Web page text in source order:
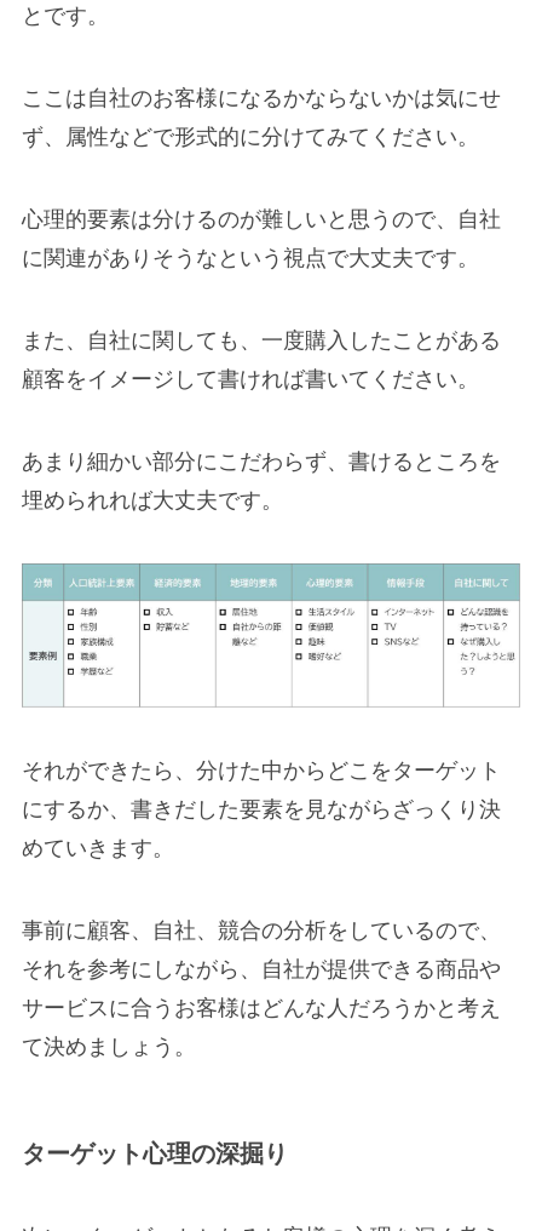
とです。
ここは自社のお客様になるかならないかは気にせ
ず、属性などで形式的に分けてみてください。
心理的要素は分けるのが難しいと思うので、自社
に関連がありそうなという視点で大丈夫です。
また、自社に関しても、一度購入したことがある
顧客をイメージして書ければ書いてください。
あまり細かい部分にこだわらず、書けるところを
埋められれば大丈夫です。
それができたら、分けた中からどこをターゲット
にするか、書きだした要素を見ながらざっくり決
めていきます。
事前に顧客、自社、競合の分析をしているので、
それを参考にしながら、自社が提供できる商品や
サービスに合うお客様はどんな人だろうかと考え
て決めましょう。
ターゲット心理の深掘り